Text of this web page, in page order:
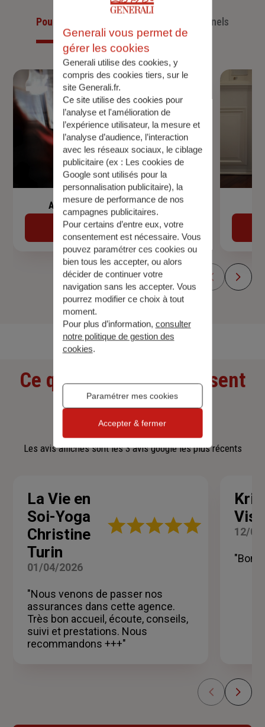
Pour les particuliers Pour les professionnels
Assurance de prêt immobilier
Découvrir
Découvrir toutes nos offres
Ce que nos clients pensent
de nous
Les avis affichés sont les 3 avis google les plus récents
La Vie en
Soi-Yoga
Christine
Turin
Note
01/04/2026
"Nous venons de passer nos
assurances dans cette agence.
Très bon accueil, écoute, conseils,
suivi et prestations. Nous
recommandons +++"
12/
Generali vous permet de
gérer les cookies
Generali utilise des cookies, y
compris des cookies tiers, sur le
site Generali.fr.
Ce site utilise des cookies pour
l’analyse et l'amélioration de
l’expérience utilisateur, la mesure et
l’analyse d’audience, l’interaction
avec les réseaux sociaux, le ciblage
publicitaire (ex : Les cookies de
Google sont utilisés pour la
personnalisation publicitaire), la
mesure de performance de nos
campagnes publicitaires.
Pour certains d’entre eux, votre
consentement est nécessaire. Vous
pouvez paramétrer ces cookies ou
bien tous les accepter, ou alors
décider de continuer votre
navigation sans les accepter. Vous
pourrez modifier ce choix à tout
moment.
Pour plus d’information, consulter
notre politique de gestion des
cookies.
Paramétrer mes cookies
Accepter & fermer